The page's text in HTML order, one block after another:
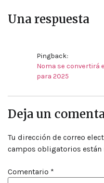
Una respuesta
Pingback:
Noma se convertirá
para 2025
Deja un
Tu dirección de correo
campos obligatorios están
Comentario *